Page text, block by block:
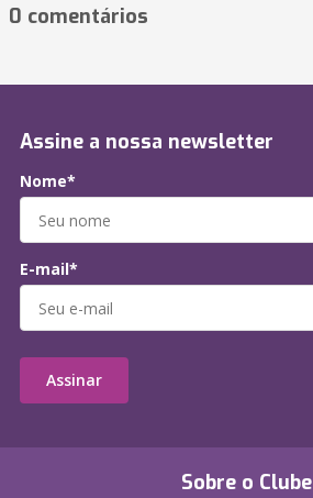
0 comentários
Sobre o Clube
Assine a nossa newsletter
Nome*
E-mail*
Assinar